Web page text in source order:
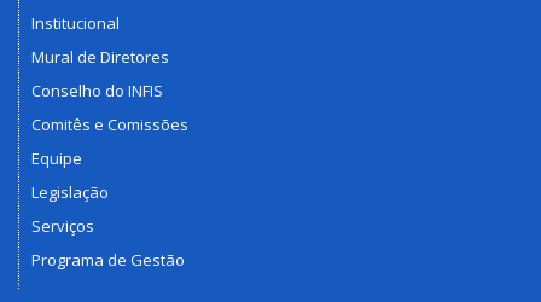
Institucional
Mural de Diretores
Conselho do INFIS
Comitês e Comissões
Equipe
Legislação
Serviços
Programa de Gestão